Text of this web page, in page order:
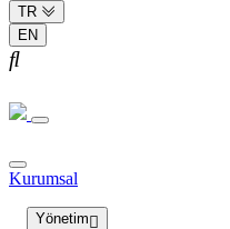
TR
EN
Kurumsal
Yönetim